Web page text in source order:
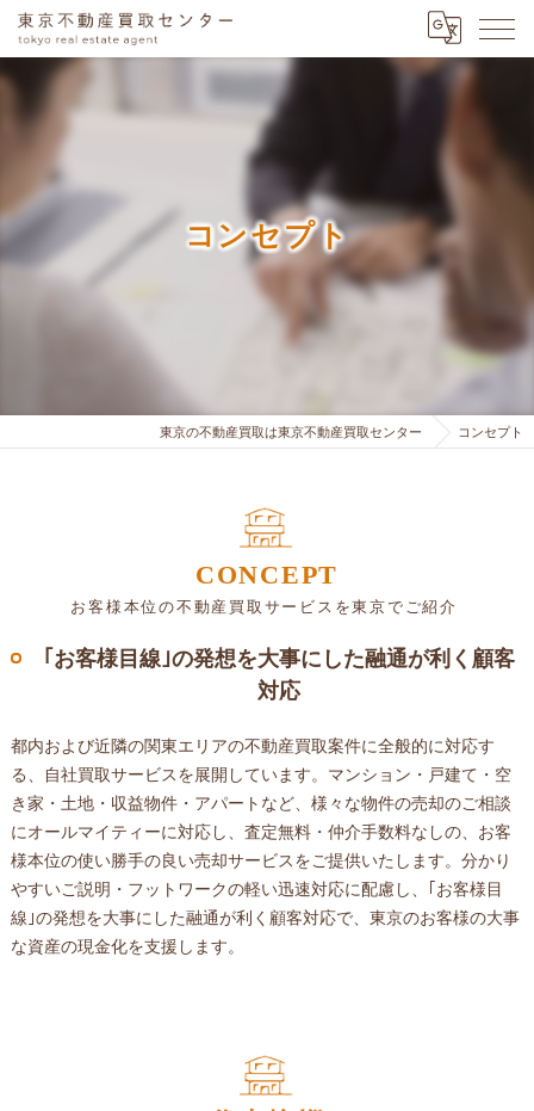
コンセプト
東京の不動産買取は東京不動産買取センター コンセプト
お客様本位の不動産買取サービスを東京でご紹介
CONCEPT
｢お客様目線｣の発想を大事にした融通が利く顧客
対応
都内および近隣の関東エリアの不動産買取案件に全般的に対応す
る、自社買取サービスを展開しています。マンション・戸建て・空
き家・土地・収益物件・アパートなど、様々な物件の売却のご相談
にオールマイティーに対応し、査定無料・仲介手数料なしの、お客
様本位の使い勝手の良い売却サービスをご提供いたします。分かり
やすいご説明・フットワークの軽い迅速対応に配慮し、｢お客様目
線｣の発想を大事にした融通が利く顧客対応で、東京のお客様の大事
な資産の現金化を支援します。